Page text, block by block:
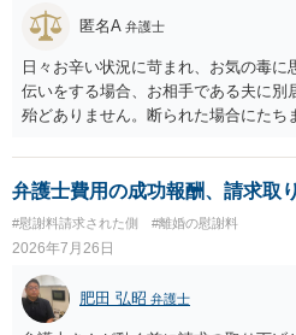
匿名A 弁護士
日々お辛い状況に苛まれ、お気の毒
伝いをする場合、お相手である夫に別
殆どありません。断られた場合にたち
高いためです。 実務的には、ご相談
を進める選択を採らざるを得ないこと
弁護士費用の成功報酬、請求取
#慰謝料請求された側 #離婚の慰謝料
2026年7月26日
肥田 弘昭 弁護士